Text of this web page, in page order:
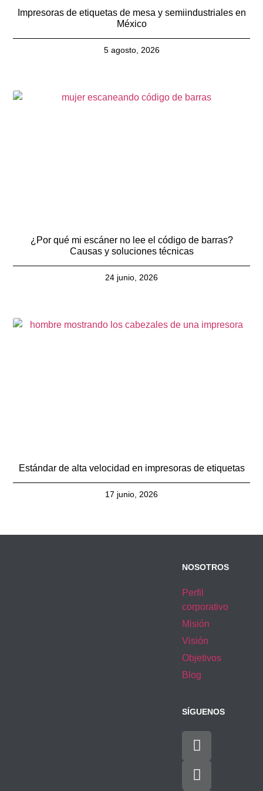
Impresoras de etiquetas de mesa y semiindustriales en
México
5 agosto, 2026
¿Por qué mi escáner no lee el código de barras?
Causas y soluciones técnicas
24 junio, 2026
Estándar de alta velocidad en impresoras de etiquetas
17 junio, 2026
NOSOTROS
Perfil
corporativo
Misión
Visión
Objetivos
Blog
SÍGUENOS